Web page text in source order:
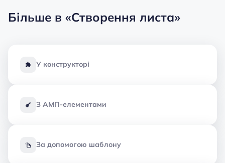
Більше в «Створення листа»
У конструкторі
З АМП-елементами
За допомогою шаблону